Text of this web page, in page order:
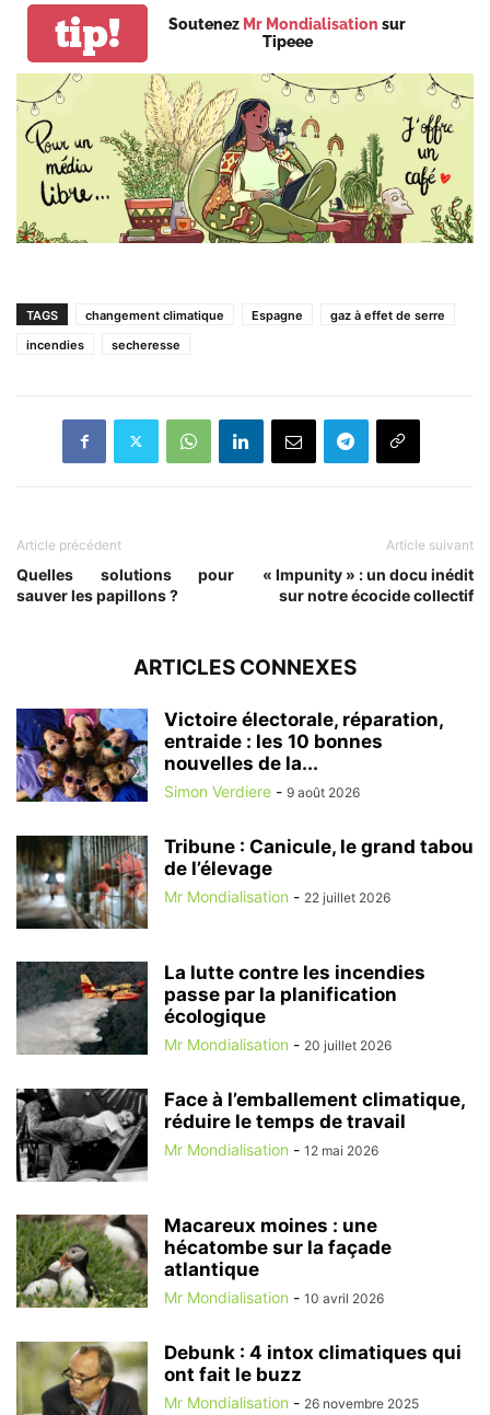
tip! Soutenez Mr Mondialisation sur
Tipeee
TAGS changement climatique Espagne
gaz à effet de serre
incendies
secheresse
Article précédent
Quelles solutions pour
sauver les papillons ?
Article suivant
« Impunity » : un docu inédit
sur notre écocide collectif
ARTICLES CONNEXES
Victoire électorale, réparation,
entraide : les 10 bonnes
nouvelles de la...
Simon Verdiere - 9 août 2026
Tribune : Canicule, le grand tabou
de l’élevage
Mr Mondialisation - 22 juillet 2026
La lutte contre les incendies
passe par la planification
écologique
Mr Mondialisation - 20 juillet 2026
Face à l’emballement climatique,
réduire le temps de travail
Mr Mondialisation - 12 mai 2026
Macareux moines : une
hécatombe sur la façade
atlantique
Mr Mondialisation - 10 avril 2026
Debunk : 4 intox climatiques qui
ont fait le buzz
Mr Mondialisation - 26 novembre 2025